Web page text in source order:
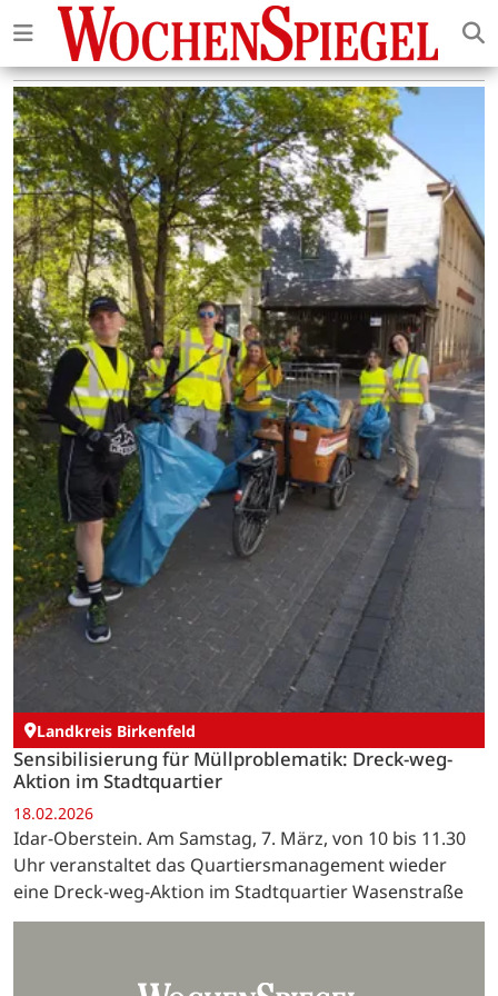
Landkreis Birkenfeld
Sensibilisierung für Müllproblematik: Dreck-weg-
Aktion im Stadtquartier
18.02.2026
Idar-Oberstein. Am Samstag, 7. März, von 10 bis 11.30
Uhr veranstaltet das Quartiersmanagement wieder
eine Dreck-weg-Aktion im Stadtquartier Wasenstraße